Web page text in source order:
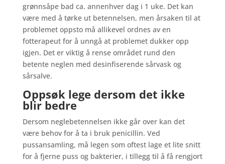
grønnsåpe bad ca. annenhver dag i 1 uke. Det kan
være med å tørke ut betennelsen, men årsaken til at
problemet oppsto må allikevel ordnes av en
fotterapeut for å unngå at problemet dukker opp
igjen. Det er viktig å rense området rund den
betente neglen med desinfiserende sårvask og
sårsalve.
Oppsøk lege dersom det ikke
blir bedre
Dersom neglebetennelsen ikke går over kan det
være behov for å ta i bruk penicillin. Ved
pussansamling, må legen som oftest lage et lite snitt
for å fjerne puss og bakterier, i tillegg til å få rengjort